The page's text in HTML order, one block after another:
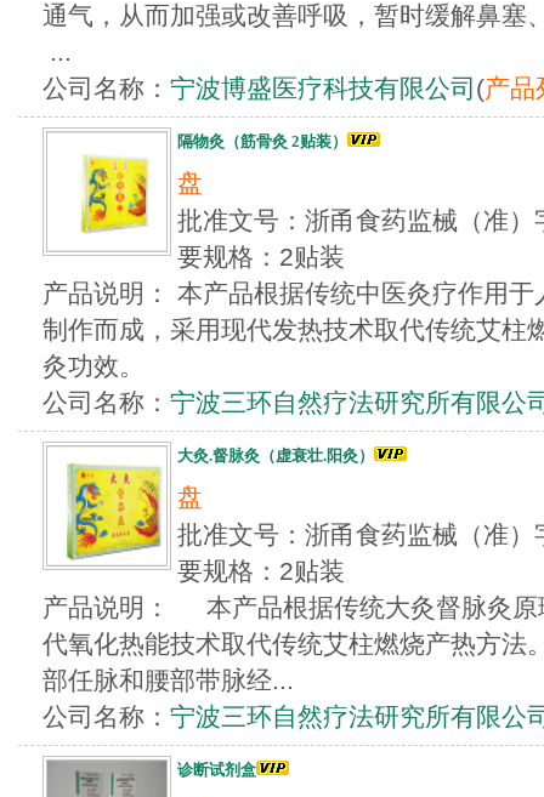
通气，从而加强或改善呼吸，暂时缓解鼻塞
...
公司名称： 宁波博盛医疗科技有限公司 (产品
隔物灸（筋骨灸 2贴装）
盘
批准文号：浙甬食药监械（
要规格：2贴装
产品说明： 本产品根据传统中医灸疗作用
制作而成，采用现代发热技术取代传统艾柱
灸功效。
公司名称： 宁波三环自然疗法研究所有限公
大灸.督脉灸（虚衰壮.阳灸）
盘
批准文号：浙甬食药监械（
要规格：2贴装
产品说明： 本产品根据传统大灸督脉灸原
代氧化热能技术取代传统艾柱燃烧产热方法
部任脉和腰部带脉经...
公司名称： 宁波三环自然疗法研究所有限公
诊断试剂盒